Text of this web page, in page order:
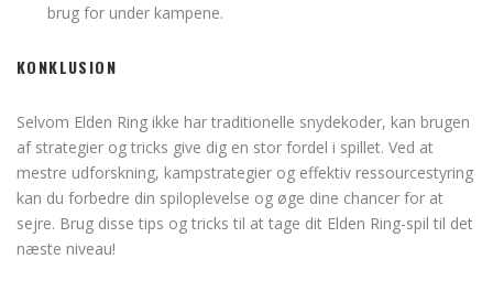
brug for under kampene.
KONKLUSION
Selvom Elden Ring ikke har traditionelle snydekoder, kan brugen
af strategier og tricks give dig en stor fordel i spillet. Ved at
mestre udforskning, kampstrategier og effektiv ressourcestyring
kan du forbedre din spiloplevelse og øge dine chancer for at
sejre. Brug disse tips og tricks til at tage dit Elden Ring-spil til det
næste niveau!